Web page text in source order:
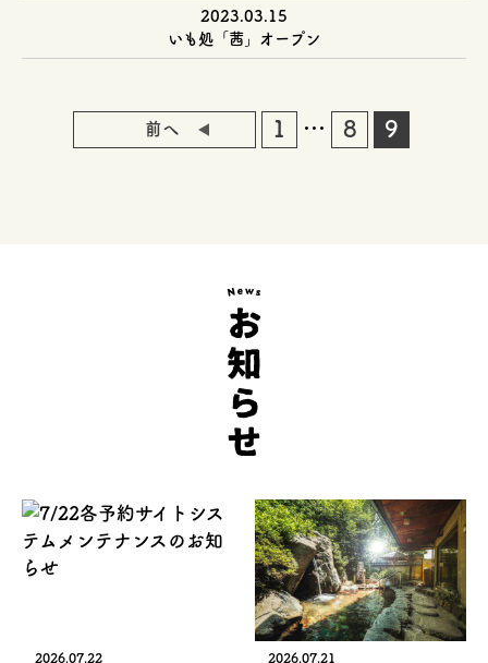
2023.03.15
いも処「茜」オープン
前へ 1 … 8 9
2026.07.22 2026.07.21